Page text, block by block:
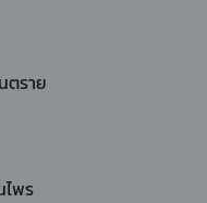
ราย
พร